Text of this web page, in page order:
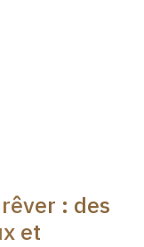
: des
et